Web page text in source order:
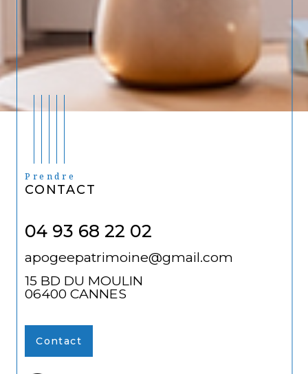
Prendre
CONTACT
04 93 68 22 02
apogeepatrimoine@gmail.com
15 BD DU MOULIN
06400 CANNES
Contact